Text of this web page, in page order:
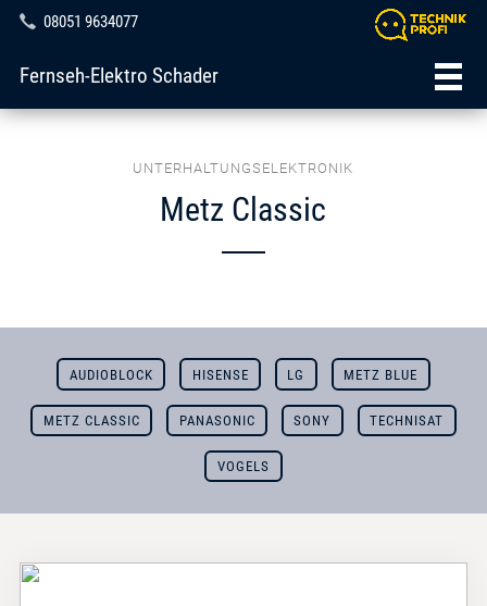
08051 9634077
Fernseh-Elektro Schader
UNTERHALTUNGSELEKTRONIK
Metz Classic
AUDIOBLOCK HISENSE LG METZ BLUE
METZ CLASSIC PANASONIC SONY TECHNISAT
VOGELS